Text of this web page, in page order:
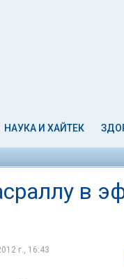
НАУКА И ХАЙТЕК
в
г., 16:43